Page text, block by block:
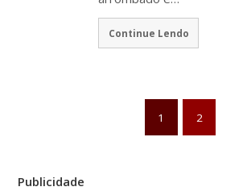
Continue Lendo
1 2
Publicidade